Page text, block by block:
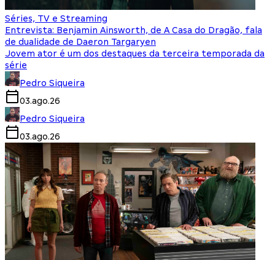
Séries, TV e Streaming
Entrevista: Benjamin Ainsworth, de A Casa do Dragão, fala
de dualidade de Daeron Targaryen
Jovem ator é um dos destaques da terceira temporada da
série
Pedro Siqueira
03.ago.26
Pedro Siqueira
03.ago.26